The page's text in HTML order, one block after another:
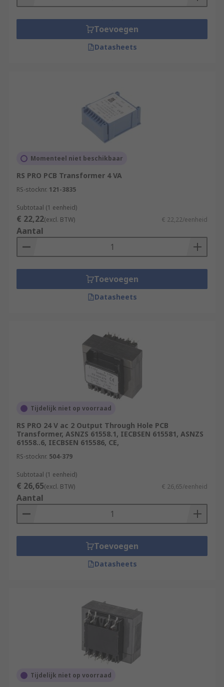
Toevoegen
Datasheets
Momenteel niet beschikbaar
RS PRO PCB Transformer 4 VA
RS-stocknr. 121-3835
Subtotaal (1 eenheid)
€ 22,22(excl. BTW) € 22,22/eenheid
Aantal
Toevoegen
Datasheets
Tijdelijk niet op voorraad
RS PRO 24 V ac 2 Output Through Hole PCB
Transformer, ASNZS 61558.1, IECBSEN 615581, ASNZS
61558..6, IECBSEN 615586, CE,
RS-stocknr. 504-379
Subtotaal (1 eenheid)
€ 26,65(excl. BTW) € 26,65/eenheid
Aantal
Toevoegen
Datasheets
Tijdelijk niet op voorraad